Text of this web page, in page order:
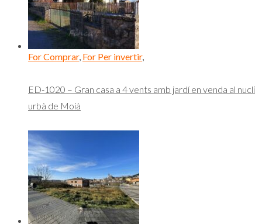
For Comprar, For Per invertir,
ED-1020 – Gran casa a 4 vents amb jardí en venda al nucli
urbà de Moià